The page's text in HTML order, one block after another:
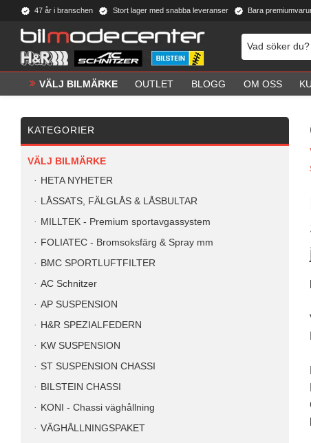
47 år i branschen Stort lager med snabba leveranser Bara
VÄLJ BILMÄRKE OUTLET BLOGG OM OSS
KATEGORIER
VÄLJ BILMÄRKE
HETA NYHETER
LÅSSATS, FÄLGLÅS & LÅSBULTAR
MILLTEK - Premium sportavgassystem
FOLIATEC - Bromsoksfärg & Spray mm
BMC SPORTLUFTFILTER
AC Schnitzer
AP SUSPENSION
H&R SPEZIALFEDERN
KW SUSPENSION
ST SUSPENSION CHASSI
BILSTEIN CHASSI
KONI - Chassi väghållning
VÄGHÅLLNINGSPAKET